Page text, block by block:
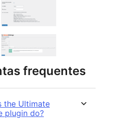
frequentes
the Ultimate
plugin do?